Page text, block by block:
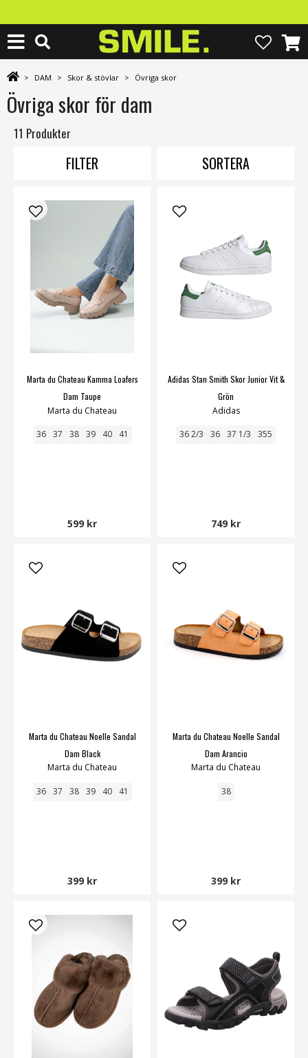
> DAM > Skor & stövlar > Övriga skor
Övriga skor för dam
11 Produkter
FILTER SORTERA
Marta du Chateau Kamma Loafers
Dam Taupe
Marta du Chateau
36 37 38 39 40 41
599 kr
Adidas Stan Smith Skor Junior Vit &
Grön
Adidas
36 2/3 36 37 1/3 355
749 kr
Marta du Chateau Noelle Sandal
Dam Black
Marta du Chateau
36 37 38 39 40 41
399 kr
Marta du Chateau Noelle Sandal
Dam Arancio
Marta du Chateau
38
399 kr